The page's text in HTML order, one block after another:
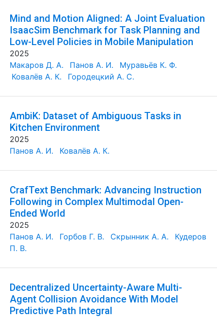
Mind and Motion Aligned: A Joint Evaluation
IsaacSim Benchmark for Task Planning and
Low-Level Policies in Mobile Manipulation
2025
Макаров Д. А.
Панов А. И.
Муравьёв К. Ф.
Ковалёв А. К.
Городецкий А. С.
AmbiK: Dataset of Ambiguous Tasks in
Kitchen Environment
2025
Панов А. И.
Ковалёв А. К.
CrafText Benchmark: Advancing Instruction
Following in Complex Multimodal Open-
Ended World
2025
Панов А. И.
Горбов Г. В. Скрынник А. А.
Кудеров
П. В.
Decentralized Uncertainty-Aware Multi-
Agent Collision Avoidance With Model
Predictive Path Integral